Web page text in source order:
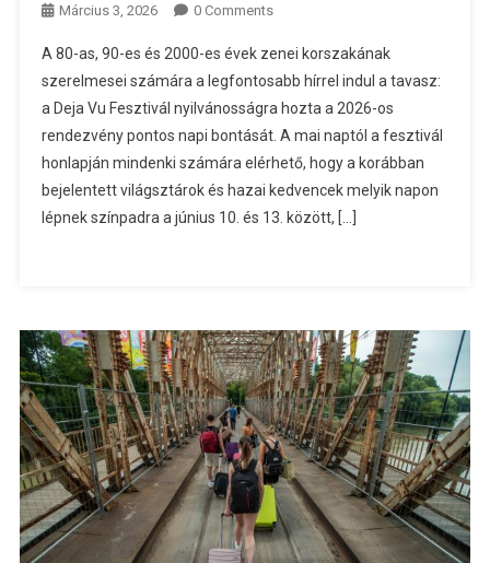
Március 3, 2026 0 Comments
A 80-as, 90-es és 2000-es évek zenei korszakának
szerelmesei számára a legfontosabb hírrel indul a tavasz:
a Deja Vu Fesztivál nyilvánosságra hozta a 2026-os
rendezvény pontos napi bontását. A mai naptól a fesztivál
honlapján mindenki számára elérhető, hogy a korábban
bejelentett világsztárok és hazai kedvencek melyik napon
lépnek színpadra a június 10. és 13. között, […]